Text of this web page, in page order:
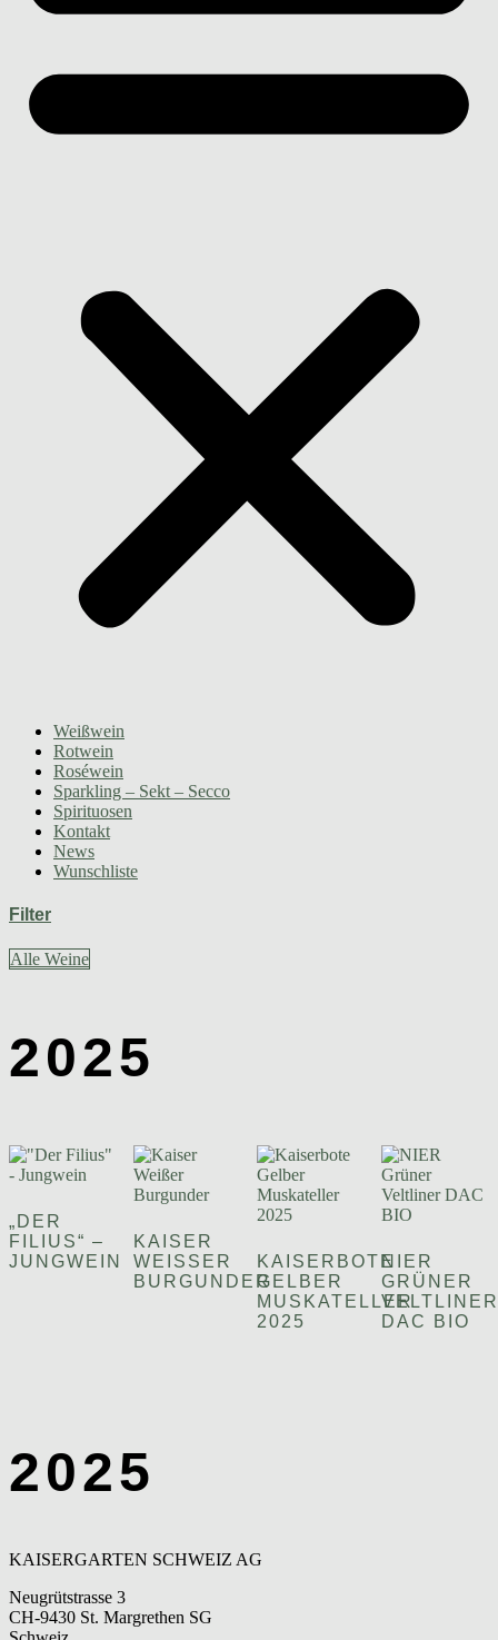
Weißwein
Rotwein
Roséwein
Sparkling – Sekt – Secco
Spirituosen
Kontakt
News
Wunschliste
Filter
Alle Weine
2025
„DER
FILIUS“ –
JUNGWEIN
KAISER
WEISSER B
URGUNDER
KAISERBOTE
GELBER
MUSKATELLER
2025
NIER
GRÜNER
VELTLINER
DAC BIO
2025
KAISERGARTEN SCHWEIZ AG
Neugrütstrasse 3
CH-9430 St. Margrethen SG